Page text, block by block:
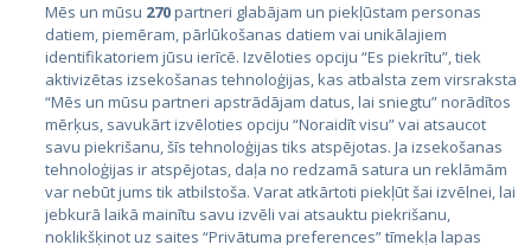
Valstis
Igaunija
Latvija
Lietuva
Mēs un mūsu 270partneri glabājam un piekļūstam personas
datiem, piemēram, pārlūkošanas datiem vai unikālajiem
identifikatoriem jūsu ierīcē. Izvēloties opciju “Es piekrītu”, tiek
aktivizētas izsekošanas tehnoloģijas, kas atbalsta zem virsraksta
“Mēs un mūsu partneri apstrādājam datus, lai sniegtu” norādītos
mērķus, savukārt izvēloties opciju “Noraidīt visu” vai atsaucot
savu piekrišanu, šīs tehnoloģijas tiks atspējotas. Ja izsekošanas
tehnoloģijas ir atspējotas, daļa no redzamā satura un reklāmām
var nebūt jums tik atbilstoša. Varat atkārtoti piekļūt šai izvēlnei, lai
jebkurā laikā mainītu savu izvēli vai atsauktu piekrišanu,
noklikšķinot uz saites “Privātuma preferences” tīmekļa lapas